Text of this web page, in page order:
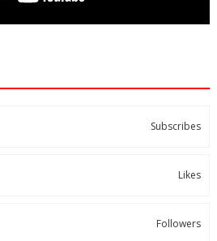
Subscribes
Likes
Followers